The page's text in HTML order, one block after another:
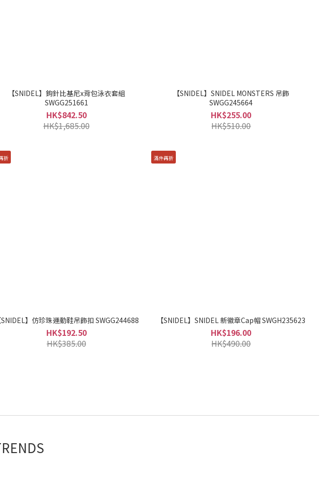
【SNIDEL】鉤針比基尼x背包泳衣套組
SWGG251661
HK$842.50
HK$1,685.00
【SNIDEL】SNIDEL MONSTERS 吊飾
SWGG245664
HK$255.00
HK$510.00
折
SNIDEL】仿珍珠運動鞋吊飾扣 SWGG244688
HK$192.50
HK$385.00
滿件再折
【SNIDEL】SNIDEL 新徽章Cap帽 SWGH235623
HK$196.00
HK$490.00